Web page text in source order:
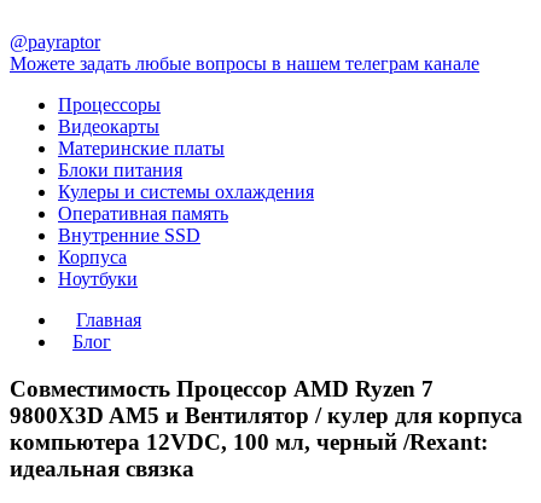
@payraptor
Можете задать любые вопросы в нашем телеграм канале
Процессоры
Видеокарты
Материнские платы
Блоки питания
Кулеры и системы охлаждения
Оперативная память
Внутренние SSD
Корпуса
Ноутбуки
Главная
Блог
Совместимость Процессор AMD Ryzen 7
9800X3D AM5 и Вентилятор / кулер для корпуса
компьютера 12VDC, 100 мл, черный /Rexant:
идеальная связка